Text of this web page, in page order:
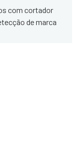
com cortador
de marca